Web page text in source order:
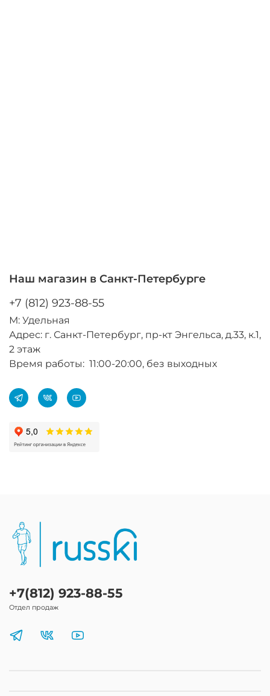
Наш магазин в Санкт-Петербурге
+7 (812) 923-88-55
М: Удельная
Адрес: г. Санкт-Петербург, пр-кт Энгельса, д.33, к.1,
2 этаж
Время работы: 11:00-20:00, без выходных
+7(812) 923-88-55
Отдел продаж